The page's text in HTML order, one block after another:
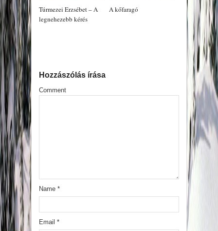
Túrmezei Erzsébet – A
legnehezebb kérés
A kőfaragó
Hozzászólás írása
Comment
Name *
Email *